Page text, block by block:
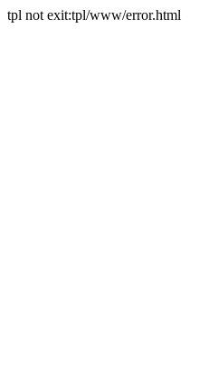
tpl not exit:tpl/www/error.html